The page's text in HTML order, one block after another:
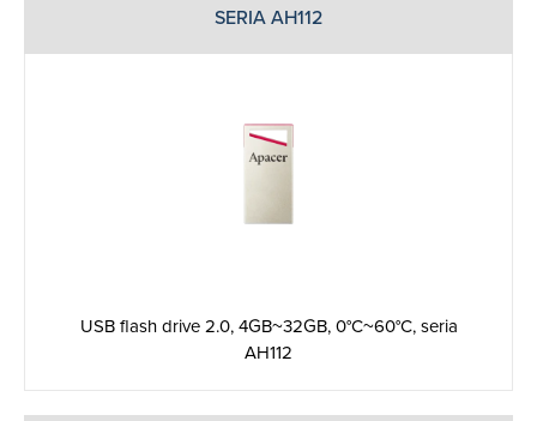
SERIA AH112
USB flash drive 2.0, 4GB~32GB, 0°C~60°C, seria
AH112